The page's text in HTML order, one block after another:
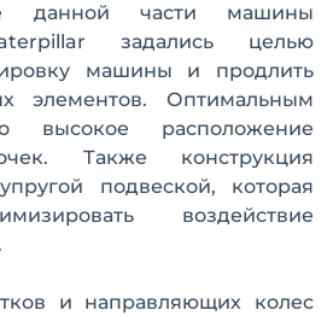
данной части машины
задались целью
машины и продлить
элементов. Оптимальным
высокое расположение
Также конструкция
подвеской, которая
воздействие
и направляющих колес